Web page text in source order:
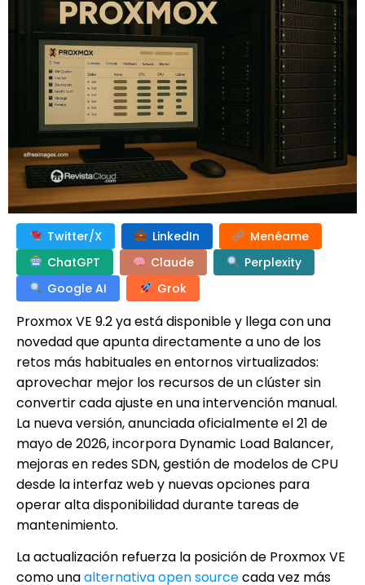
Twitter/X LinkedIn
Menéame
ChatGPT
Claude
Perplexity
Google AI
Grok
Proxmox VE 9.2 ya está disponible y llega con una
novedad que apunta directamente a uno de los
retos más habituales en entornos virtualizados:
aprovechar mejor los recursos de un clúster sin
convertir cada ajuste en una intervención manual.
La nueva versión, anunciada oficialmente el 21 de
mayo de 2026, incorpora Dynamic Load Balancer,
mejoras en redes SDN, gestión de modelos de CPU
desde la interfaz web y nuevas opciones para
operar alta disponibilidad durante tareas de
mantenimiento.
La actualización refuerza la posición de Proxmox VE
como unaalternativa open sourcecada vez más